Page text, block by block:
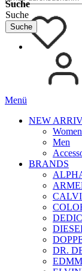
Suche
Suche
Suche
Menü
NEW
Women
Men
BRANDS
DR.